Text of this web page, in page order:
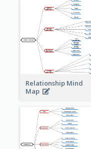
Relationship Mind
Map